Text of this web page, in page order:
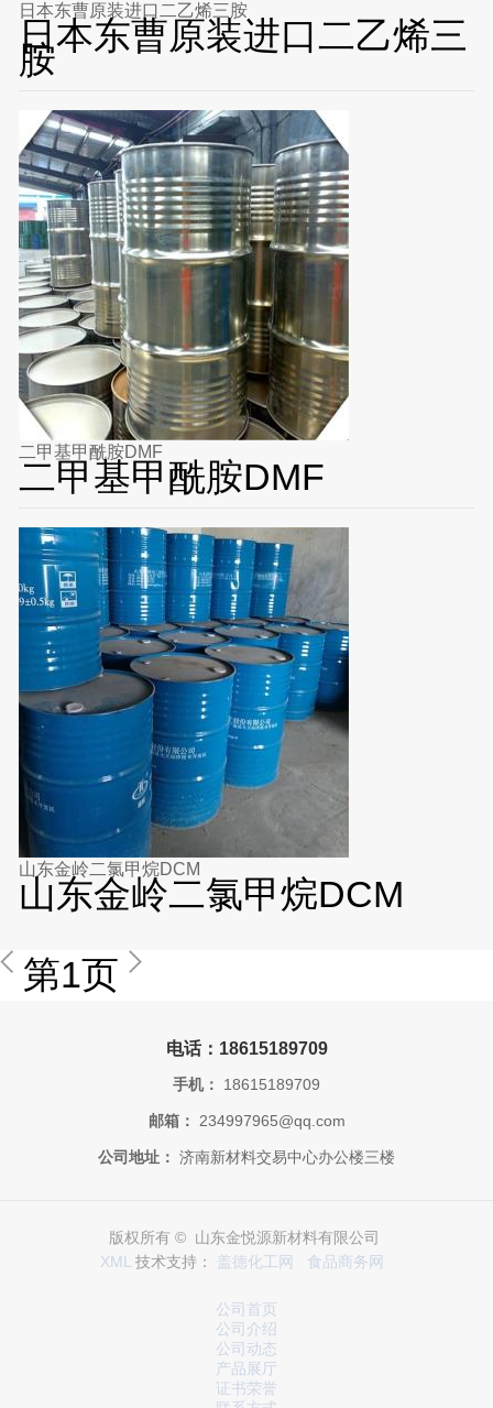
日本东曹原装进口二乙烯三胺
日本东曹原装进口二乙烯三
胺
二甲基甲酰胺DMF
二甲基甲酰胺DMF
山东金岭二氯甲烷DCM
山东金岭二氯甲烷DCM
第1页
电话：18615189709
手机： 18615189709
邮箱： 234997965@qq.com
公司地址： 济南新材料交易中心办公楼三楼
版权所有 © 山东金悦源新材料有限公司
XML 技术支持： 盖德化工网 食品商务网
公司首页
公司介绍
公司动态
产品展厅
证书荣誉